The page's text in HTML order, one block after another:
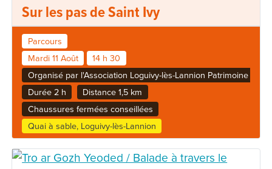
Sur les pas de Saint Ivy
Parcours
Mardi 11 Août
14 h 30
Organisé par l'Association Loguivy-lès-Lannion Patrimoine
Durée 2 h
Distance 1,5 km
Chaussures fermées conseillées
Quai à sable, Loguivy-lès-Lannion